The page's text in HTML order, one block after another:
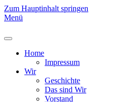
Zum Hauptinhalt springen
Menü
Home
Impressum
Wir
Geschichte
Das sind Wir
Vorstand